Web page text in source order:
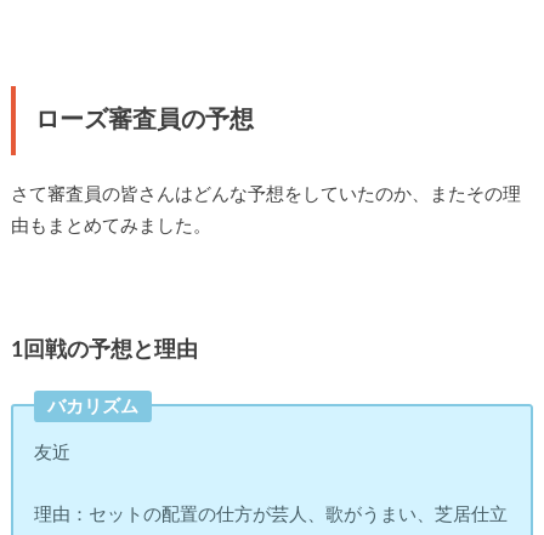
ローズ審査員の予想
さて審査員の皆さんはどんな予想をしていたのか、またその理
由もまとめてみました。
1回戦の予想と理由
バカリズム
友近
理由：セットの配置の仕方が芸人、歌がうまい、芝居仕立